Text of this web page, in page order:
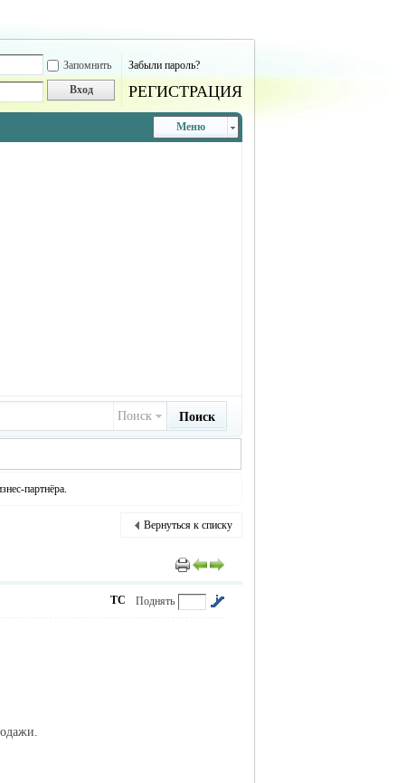
Запомнить Забыли пароль?
Вход РЕГИСТРАЦИЯ
Меню
Поиск Поиск
партнёра.
Вернуться к списку
Поднять
ТС